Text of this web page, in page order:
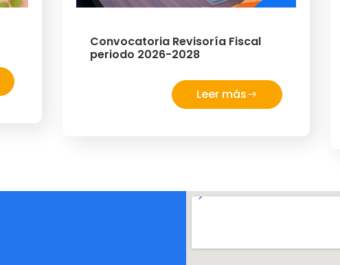
Convocatoria Revisoría Fiscal
periodo 2026-2028
Leer más